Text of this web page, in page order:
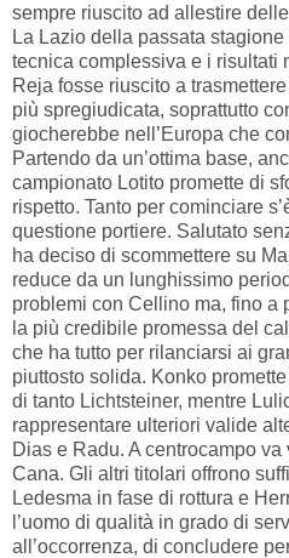
sempre riuscito ad allestire
La Lazio della passata stagione
tecnica complessiva e i risultati
Reja fosse riuscito a
più spregiudicata, soprattutto
giocherebbe nell’Europa che
Partendo da un’ottima base,
campionato Lotito promette di
rispetto. Tanto per cominciare
questione portiere. Salutato
ha deciso di scommettere su
reduce da un lunghissimo
problemi con Cellino ma, fino a
la più credibile promessa del
che ha tutto per rilanciarsi ai
piuttosto solida. Konko
di tanto Lichtsteiner, mentre
rappresentare ulteriori valide
Dias e Radu. A centrocampo
Cana. Gli altri titolari offrono
Ledesma in fase di rottura e
l’uomo di qualità in grado di
all’occorrenza, di concludere